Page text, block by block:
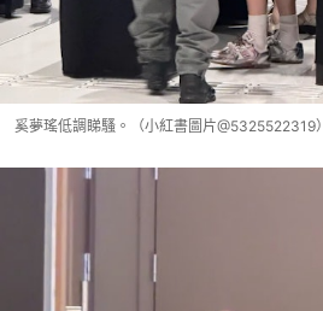
奚夢瑤低調睇騷。（小紅書圖片@5325522319）